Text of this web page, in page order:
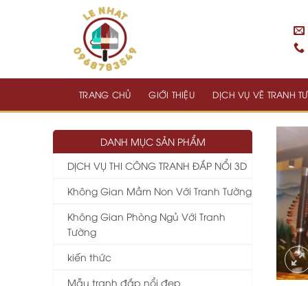
TRANG CHỦ GIỚI THIỆU DỊCH VỤ VẼ TRANH
DANH MỤC SẢN PHẨM
DỊCH VỤ THI CÔNG TRANH ĐẮP NỔI 3D
Không Gian Mầm Non Với Tranh Tường
Không Gian Phòng Ngủ Với Tranh
Tường
kiến thức
Mẫu tranh đắp nổi đẹp